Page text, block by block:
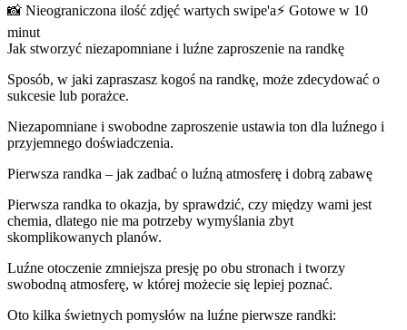
📸 Nieograniczona ilość zdjęć wartych swipe'a⚡️ Gotowe w 10
minut
Jak stworzyć niezapomniane i luźne zaproszenie na randkę
Sposób, w jaki zapraszasz kogoś na randkę, może zdecydować o
sukcesie lub porażce.
Niezapomniane i swobodne zaproszenie ustawia ton dla luźnego i
przyjemnego doświadczenia.
Pierwsza randka – jak zadbać o luźną atmosferę i dobrą zabawę
Pierwsza randka to okazja, by sprawdzić, czy między wami jest
chemia, dlatego nie ma potrzeby wymyślania zbyt
skomplikowanych planów.
Luźne otoczenie zmniejsza presję po obu stronach i tworzy
swobodną atmosferę, w której możecie się lepiej poznać.
Oto kilka świetnych pomysłów na luźne pierwsze randki: